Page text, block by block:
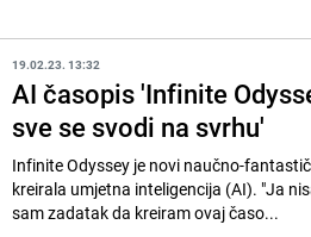
19.02.23. 13:32
AI časopis 'Infinite
sve se svodi na svrhu'
Infinite Odyssey je novi naučno-
kreirala umjetna inteligencija (AI). "Ja
sam zadatak da kreiram ovaj časo...